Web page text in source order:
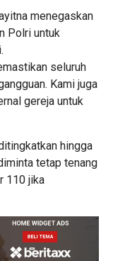
menegaskan
Polri untuk
seluruh
Kami juga
gereja untuk
hingga
tetap tenang
110 jika